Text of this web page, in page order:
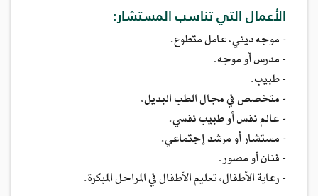
الأعمال التي تناسب المستشار:
- موجه ديني، عامل متطوع.
- مدرس أو موجه.
- طبيب.
- متخصص في مجال الطب البديل.
- عالم نفس أو طبيب نفسي.
- مستشار أو مرشد إجتماعي.
- فنان أو مصور.
- رعاية الأطفال، تعليم الأطفال في المراحل المبكرة.